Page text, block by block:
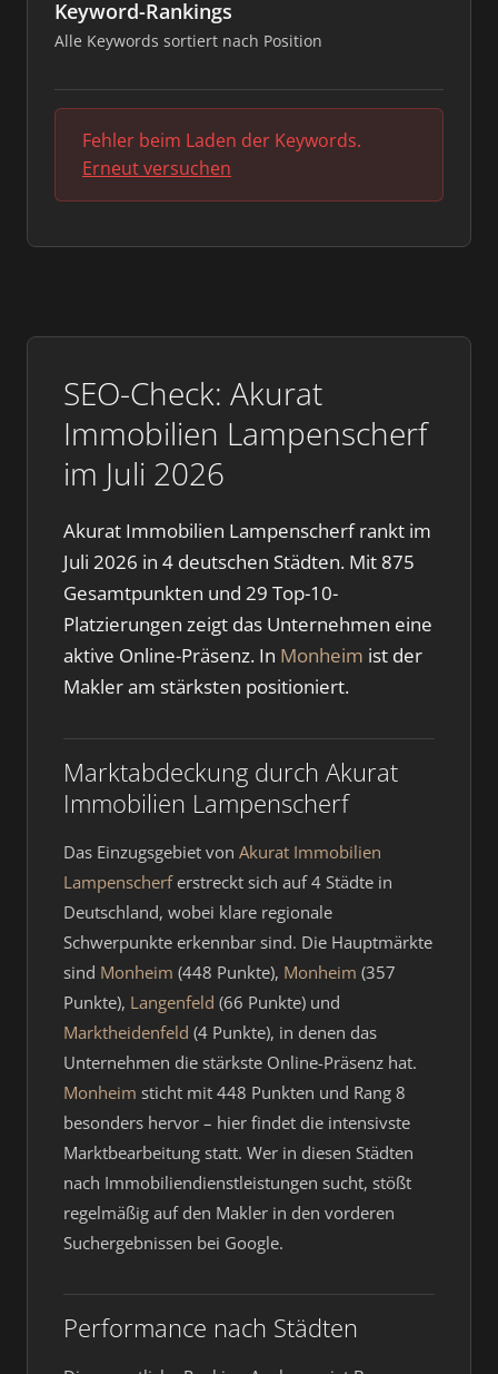
SEO-Check: Akurat
Immobilien Lampenscherf
im Juli 2026
Akurat Immobilien Lampenscherf rankt im
Juli 2026 in 4 deutschen Städten. Mit 875
Gesamtpunkten und 29 Top-10-
Platzierungen zeigt das Unternehmen eine
aktive Online-Präsenz. In Monheim ist der
Makler am stärksten positioniert.
Marktabdeckung durch Akurat
Immobilien Lampenscherf
Das Einzugsgebiet von Akurat Immobilien
Lampenscherferstreckt sich auf 4 Städte in
Deutschland, wobei klare regionale
Schwerpunkte erkennbar sind. Die Hauptmärkte
sind Monheim (448 Punkte), Monheim (357
Punkte), Langenfeld (66 Punkte) und
Marktheidenfeld (4 Punkte), in denen das
Unternehmen die stärkste Online-Präsenz hat.
Monheim sticht mit 448 Punkten und Rang 8
besonders hervor – hier findet die intensivste
Marktbearbeitung statt. Wer in diesen Städten
nach Immobiliendienstleistungen sucht, stößt
regelmäßig auf den Makler in den vorderen
Suchergebnissen bei Google.
Performance nach Städten
Keyword-Rankings
Alle Keywords sortiert nach Position
Fehler beim Laden der Keywords.
Erneut versuchen